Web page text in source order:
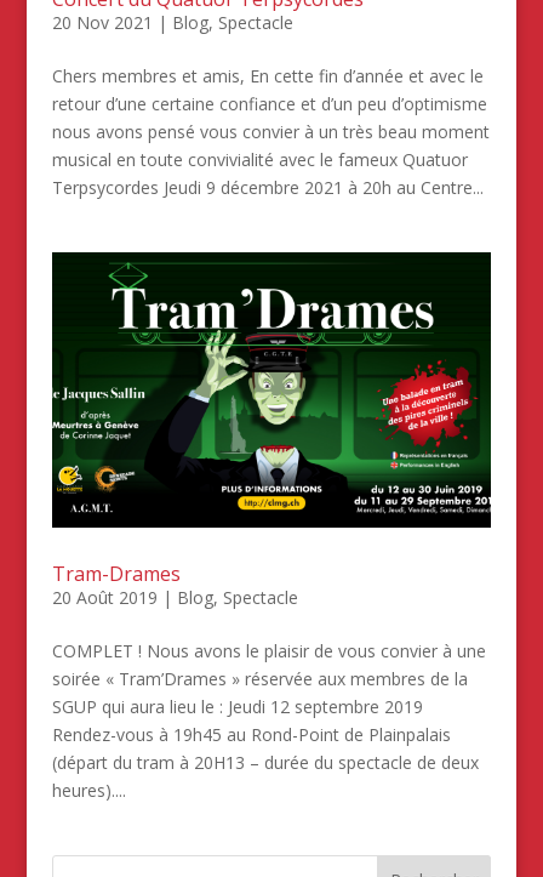
20 Nov 2021 | Blog, Spectacle
Chers membres et amis, En cette fin d’année et avec le
retour d’une certaine confiance et d’un peu d’optimisme
nous avons pensé vous convier à un très beau moment
musical en toute convivialité avec le fameux Quatuor
Terpsycordes Jeudi 9 décembre 2021 à 20h au Centre...
Tram-Drames
20 Août 2019 | Blog, Spectacle
COMPLET ! Nous avons le plaisir de vous convier à une
soirée « Tram’Drames » réservée aux membres de la
SGUP qui aura lieu le : Jeudi 12 septembre 2019
Rendez-vous à 19h45 au Rond-Point de Plainpalais
(départ du tram à 20H13 – durée du spectacle de deux
heures)....